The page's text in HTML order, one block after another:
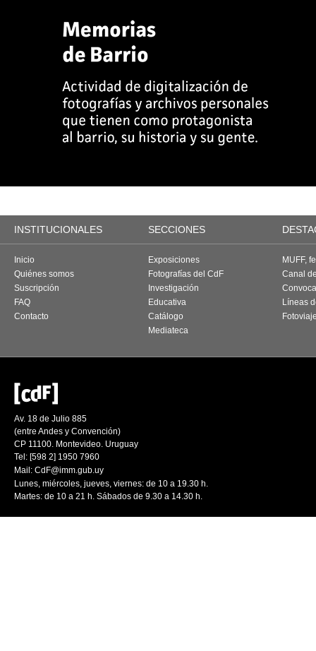
INSTITUCIONALES SECCIONES
Inicio
Quiénes somos
Suscripción
FAQ
Contacto
Exposiciones
Fotografías del CdF
Investigación
Educativa
Catálogo
Mediateca
MUFF,
Canal
Líneas
Av. 18 de Julio 885
(entre Andes y Convención)
CP 11100. Montevideo. Uruguay
Tel: [598 2] 1950 7960
Mail: CdF@imm.gub.uy
Lunes, miércoles, jueves, viernes: de 10 a 19.30 h.
Martes: de 10 a 21 h. Sábados de 9.30 a 14.30 h.